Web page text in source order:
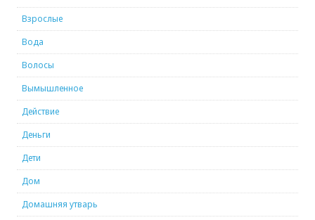
Взрослые
Вода
Волосы
Вымышленное
Действие
Деньги
Дети
Дом
Домашняя утварь